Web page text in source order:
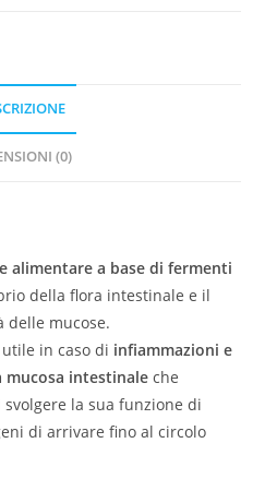
(0)
alimentare a base di fermenti
della flora intestinale e il
delle mucose.
in caso di infiammazioni e
intestinale che
la sua funzione di
di arrivare fino al circolo